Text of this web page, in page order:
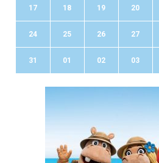
17 18 19 20
24 25 26 27
31 01 02 03